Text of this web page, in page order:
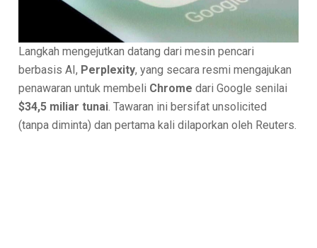
Langkah mengejutkan datang dari mesin pencari
berbasis AI, Perplexity, yang secara resmi mengajukan
penawaran untuk membeli Chrome dari Google senilai
$34,5 miliar tunai . Tawaran ini bersifat unsolicited
(tanpa diminta) dan pertama kali dilaporkan oleh Reuters.